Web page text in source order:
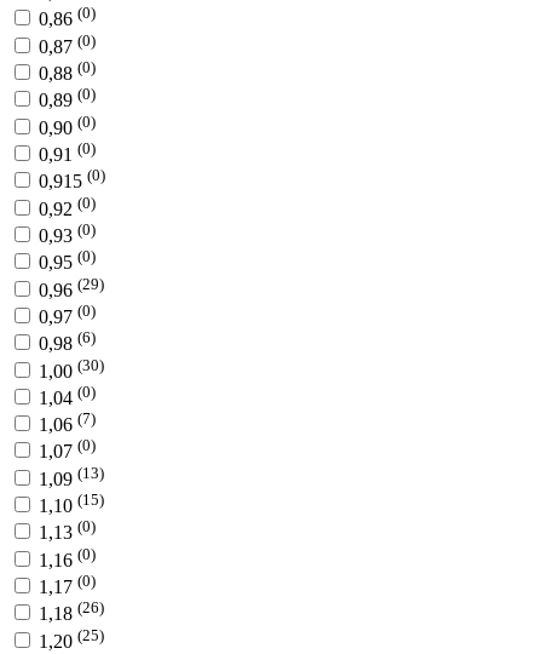
0,86 (0)
0,87 (0)
0,88 (0)
0,89 (0)
0,90 (0)
0,91 (0)
0,915 (0)
0,92 (0)
0,93 (0)
0,95 (0)
0,96 (29)
0,97 (0)
0,98 (6)
1,00 (30)
1,04 (0)
1,06 (7)
1,07 (0)
1,09 (13)
1,10 (15)
1,13 (0)
1,16 (0)
1,17 (0)
1,18 (26)
1,20 (25)